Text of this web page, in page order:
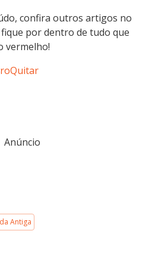
confira outros artigos no
por dentro de tudo que
vermelho!
Anúncio
Antiga